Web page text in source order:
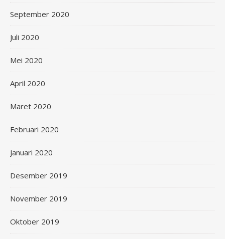
September 2020
Juli 2020
Mei 2020
April 2020
Maret 2020
Februari 2020
Januari 2020
Desember 2019
November 2019
Oktober 2019